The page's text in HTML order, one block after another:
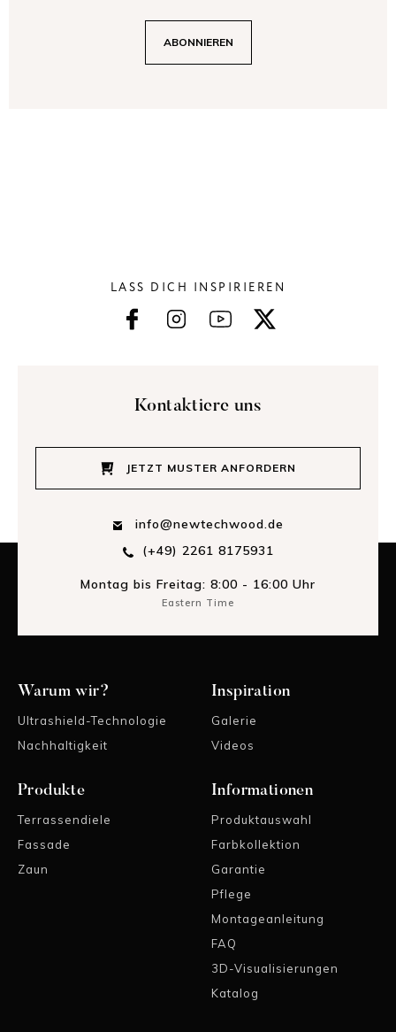
LASS DICH INSPIRIEREN
Kontaktiere uns
JETZT MUSTER ANFORDERN
info@newtechwood.de
(+49) 2261 8175931
Montag bis Freitag: 8:00 - 16:00 Uhr
Eastern Time
Warum wir?
Ultrashield-Technologie
Nachhaltigkeit
Inspiration
Galerie
Videos
Produkte
Terrassendiele
Fassade
Zaun
Informationen
Produktauswahl
Farbkollektion
Garantie
Pflege
Montageanleitung
FAQ
3D-Visualisierungen
Katalog